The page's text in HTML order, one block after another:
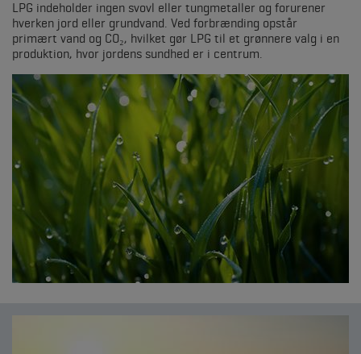
LPG indeholder ingen svovl eller tungmetaller og forurener
hverken jord eller grundvand. Ved forbrænding opstår
primært vand og CO₂, hvilket gør LPG til et grønnere valg i en
produktion, hvor jordens sundhed er i centrum.